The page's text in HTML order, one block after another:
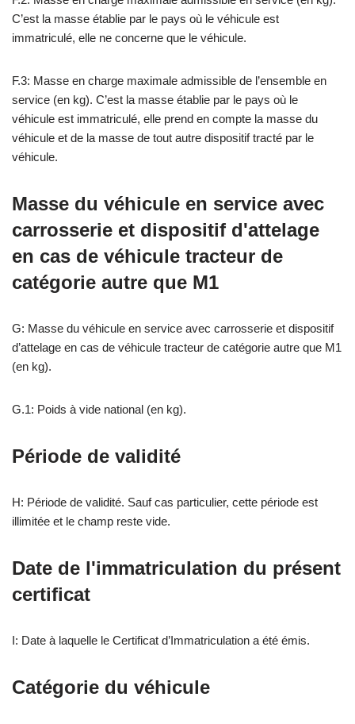
C’est la masse établie par le pays où le véhicule est
immatriculé, elle ne concerne que le véhicule.
F.3: Masse en charge maximale admissible de l’ensemble en
service (en kg). C’est la masse établie par le pays où le
véhicule est immatriculé, elle prend en compte la masse du
véhicule et de la masse de tout autre dispositif tracté par le
véhicule.
Masse du véhicule en service avec
carrosserie et dispositif d'attelage
en cas de véhicule tracteur de
catégorie autre que M1
G: Masse du véhicule en service avec carrosserie et dispositif
d’attelage en cas de véhicule tracteur de catégorie autre que M1
(en kg).
G.1: Poids à vide national (en kg).
Période de validité
H: Période de validité. Sauf cas particulier, cette période est
illimitée et le champ reste vide.
Date de l'immatriculation du présent
certificat
I: Date à laquelle le Certificat d’Immatriculation a été émis.
Catégorie du véhicule